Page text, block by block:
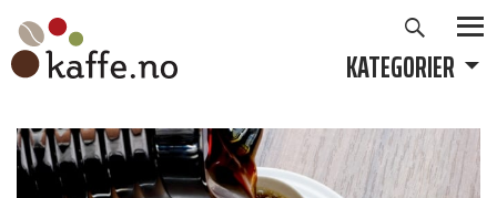
Hopp
innhold
KATEGORIER